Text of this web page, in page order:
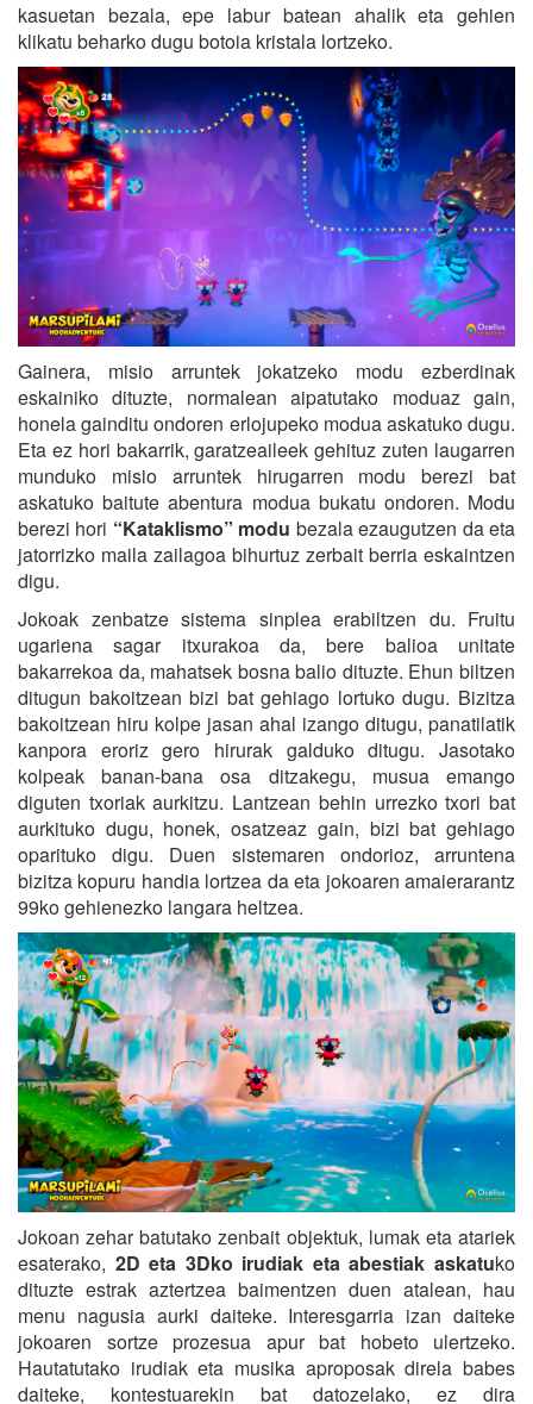
kasuetan bezala, epe labur batean ahalik eta gehien
klikatu beharko dugu botoia kristala lortzeko.
Gainera, misio arruntek jokatzeko modu ezberdinak
eskainiko dituzte, normalean aipatutako moduaz gain,
honela gainditu ondoren erlojupeko modua askatuko dugu.
Eta ez hori bakarrik, garatzeaileek gehituz zuten laugarren
munduko misio arruntek hirugarren modu berezi bat
askatuko baitute abentura modua bukatu ondoren. Modu
berezi hori “Kataklismo” modu bezala ezaugutzen da eta
jatorrizko maila zailagoa bihurtuz zerbait berria eskaintzen
digu.
Jokoak zenbatze sistema sinplea erabiltzen du. Fruitu
ugariena sagar itxurakoa da, bere balioa unitate
bakarrekoa da, mahatsek bosna balio dituzte. Ehun biltzen
ditugun bakoitzean bizi bat gehiago lortuko dugu. Bizitza
bakoitzean hiru kolpe jasan ahal izango ditugu, panatilatik
kanpora eroriz gero hirurak galduko ditugu. Jasotako
kolpeak banan-bana osa ditzakegu, musua emango
diguten txoriak aurkitzu. Lantzean behin urrezko txori bat
aurkituko dugu, honek, osatzeaz gain, bizi bat gehiago
oparituko digu. Duen sistemaren ondorioz, arruntena
bizitza kopuru handia lortzea da eta jokoaren amaierarantz
99ko gehienezko langara heltzea.
Jokoan zehar batutako zenbait objektuk, lumak eta atariek
esaterako, 2D eta 3Dko irudiak eta abestiak askatuko
dituzte estrak aztertzea baimentzen duen atalean, hau
menu nagusia aurki daiteke. Interesgarria izan daiteke
jokoaren sortze prozesua apur bat hobeto ulertzeko.
Hautatutako irudiak eta musika aproposak direla babes
daiteke, kontestuarekin bat datozelako, ez dira